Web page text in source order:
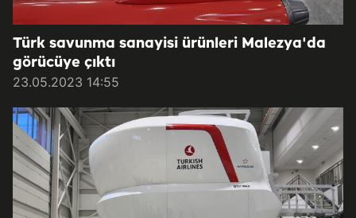
Türk savunma sanayisi ürünleri Malezya'da
görücüye çıktı
23.05.2023 14:55